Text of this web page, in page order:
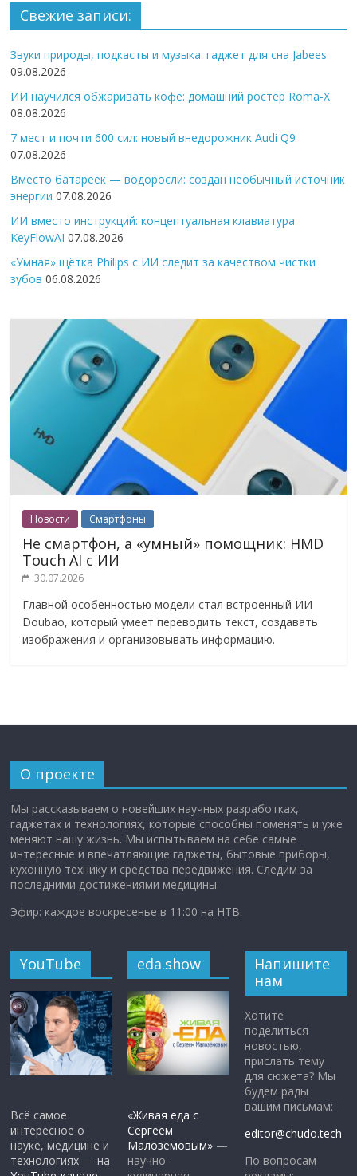
Свежие записи:
Звуки природы, подкасты и музыка: гаджет для сна Jabees
09.08.2026
ИИ научился обжаривать кофе: домашний ростер Roma-X
08.08.2026
7 мест и почти 600 сил: новый внедорожник Audi Q9
07.08.2026
Вместо батареек — водоросли: создан необычный источник
энергии 07.08.2026
ИИ вместо инструкций: концептуальная клавиатура
KeyFlowAI 07.08.2026
«Умная» щётка Philips с ИИ следит за качеством чистки
зубов 06.08.2026
Новости Смартфоны
Не смартфон, а «умный» помощник: HMD
Touch AI с ИИ
30.07.2026
Главной особенностью модели стал встроенный ИИ
Doubao, который умеет переводить текст, создавать
изображения и организовывать информацию.
О проекте
Мы рассказываем о новейших научных разработках,
гаджетах и технологиях, которые способны поменять и уже
меняют нашу жизнь. Мы испытываем на себе самые
интересные и впечатляющие гаджеты, бытовые приборы,
кухонную технику и средства передвижения. Следим за
последними достижениями медицины.
Эфир: каждое воскресенье в 11:00 на НТВ.
YouTube
Всё самое
интересное о
науке, медицине и
технологиях — на
eda.show
«Живая еда с
Сергеем
Малозёмовым» —
научно-
Напишите
нам
Хотите
поделиться
новостью,
прислать тему
для сюжета? Мы
будем рады
вашим письмам:
editor@chudo.tech
По вопросам